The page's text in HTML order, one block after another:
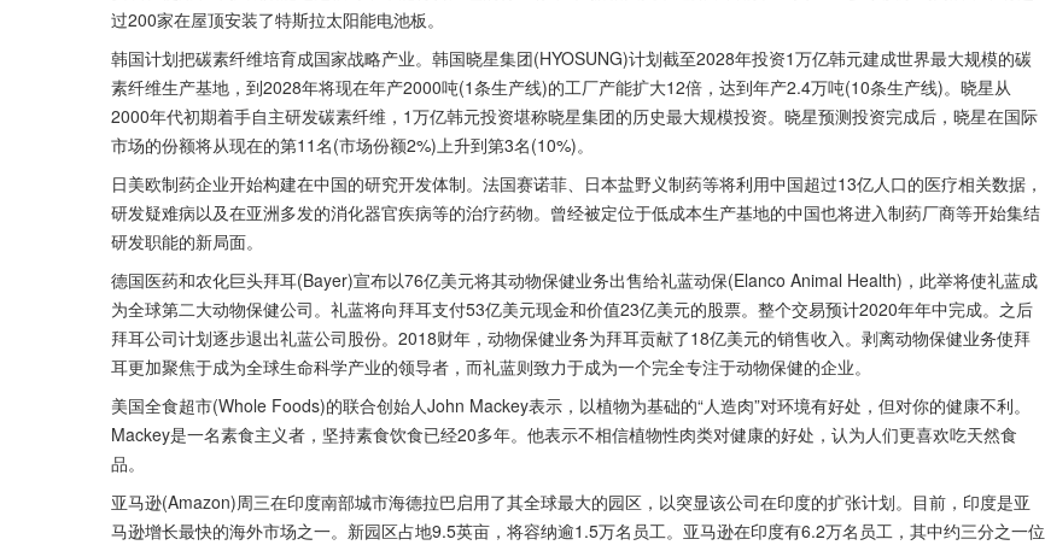
过200家在屋顶安装了特斯拉太阳能电池板。
韩国计划把碳素纤维培育成国家战略产业。韩国晓星集团(HYOSUNG)计划截至2028年投资1万亿韩元建成世界最大规模的碳
素纤维生产基地，到2028年将现在年产2000吨(1条生产线)的工厂产能扩大12倍，达到年产2.4万吨(10条生产线)。晓星从
2000年代初期着手自主研发碳素纤维，1万亿韩元投资堪称晓星集团的历史最大规模投资。晓星预测投资完成后，晓星在国际
市场的份额将从现在的第11名(市场份额2%)上升到第3名(10%)。
日美欧制药企业开始构建在中国的研究开发体制。法国赛诺菲、日本盐野义制药等将利用中国超过13亿人口的医疗相关数据，
研发疑难病以及在亚洲多发的消化器官疾病等的治疗药物。曾经被定位于低成本生产基地的中国也将进入制药厂商等开始集结
研发职能的新局面。
德国医药和农化巨头拜耳(Bayer)宣布以76亿美元将其动物保健业务出售给礼蓝动保(Elanco Animal Health)，此举将使礼蓝成
为全球第二大动物保健公司。礼蓝将向拜耳支付53亿美元现金和价值23亿美元的股票。整个交易预计2020年年中完成。之后
拜耳公司计划逐步退出礼蓝公司股份。2018财年，动物保健业务为拜耳贡献了18亿美元的销售收入。剥离动物保健业务使拜
耳更加聚焦于成为全球生命科学产业的领导者，而礼蓝则致力于成为一个完全专注于动物保健的企业。
美国全食超市(Whole Foods)的联合创始人John Mackey表示，以植物为基础的“人造肉”对环境有好处，但对你的健康不利。
Mackey是一名素食主义者，坚持素食饮食已经20多年。他表示不相信植物性肉类对健康的好处，认为人们更喜欢吃天然食
品。
亚马逊(Amazon)周三在印度南部城市海德拉巴启用了其全球最大的园区，以突显该公司在印度的扩张计划。目前，印度是亚
马逊增长最快的海外市场之一。新园区占地9.5英亩，将容纳逾1.5万名员工。亚马逊在印度有6.2万名员工，其中约三分之一位